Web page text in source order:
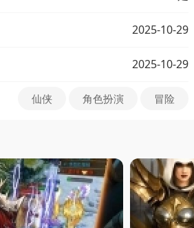
2025-10-29
2025-10-29
仙侠 角色扮演 冒险